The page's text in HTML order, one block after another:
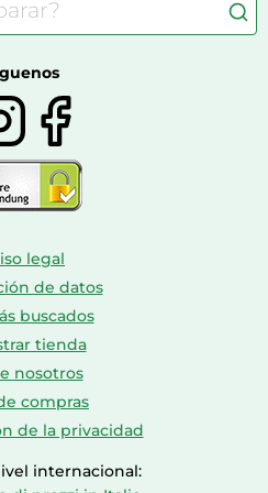
legal
de datos
buscados
tienda
nosotros
compras
de la privacidad
internacional: